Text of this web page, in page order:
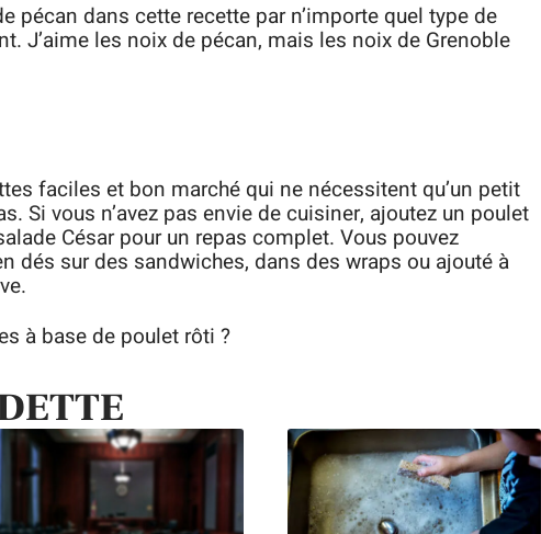
pécan dans cette recette par n’importe quel type de
J’aime les noix de pécan, mais les noix de Grenoble
faciles et bon marché qui ne nécessitent qu’un petit
Si vous n’avez pas envie de cuisiner, ajoutez un poulet
César pour un repas complet. Vous pouvez
dés sur des sandwiches, dans des wraps ou ajouté à
à base de poulet rôti ?